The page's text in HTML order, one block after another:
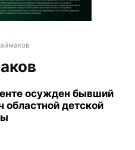
осужден бывший
областной детской